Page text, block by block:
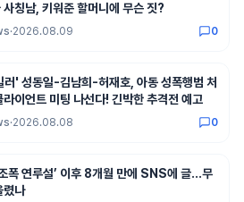
사칭남, 키워준 할머니에 무슨 짓?
·2026.08.09 0
러' 성동일-김남희-허재호, 아동 성폭행범 처
라이언트 미팅 나선다! 긴박한 추격전 예고
·2026.08.08 0
폭 연루설’ 이후 8개월 만에 SNS에 글…무
렸나